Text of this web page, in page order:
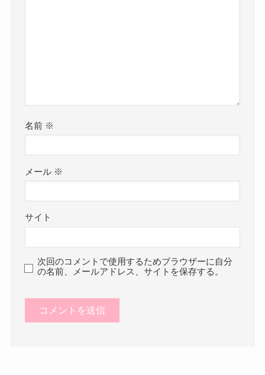
名前 ※
メール ※
サイト
次回のコメントで使用するためブラウザーに自分
の名前、メールアドレス、サイトを保存する。